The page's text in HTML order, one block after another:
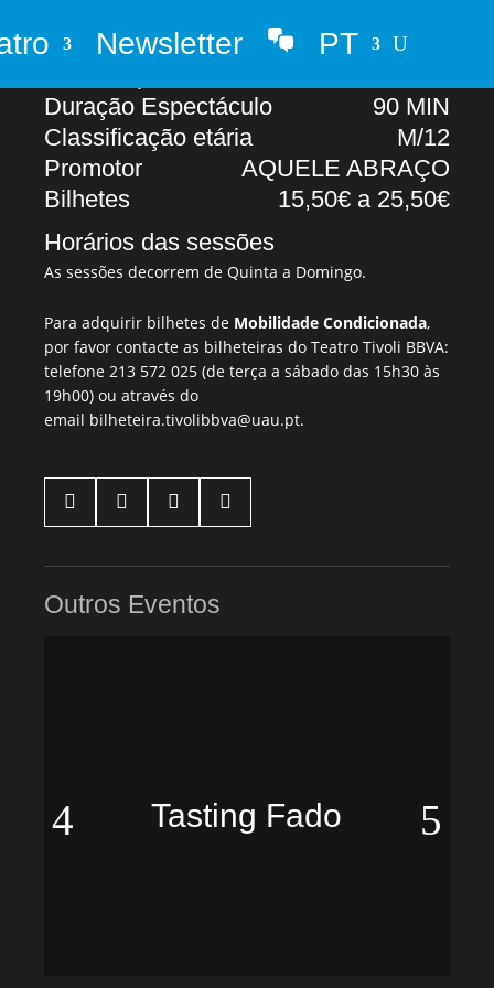
Newsletter Whatsapp
PT
Abertura portas
20H00
Duração Espectáculo
90 MIN
Classificação etária
M/12
Promotor
AQUELE ABRAÇO
Bilhetes
15,50€ a 25,50€
Horários das sessões
As sessões decorrem de Quinta a Domingo.
Para adquirir bilhetes de Mobilidade Condicionada,
por favor contacte as bilheteiras do Teatro Tivoli BBVA:
telefone213 572 025 (de terça a sábado das 15h30 às
19h00) ou através do
email bilheteira.tivolibbva@uau.pt.
   
Outros Eventos
Tasting Fado